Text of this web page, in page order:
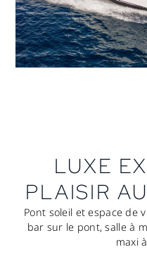
LUXE
PLAISIR
Pont soleil et espace de
bar sur le pont, salle à
maxi